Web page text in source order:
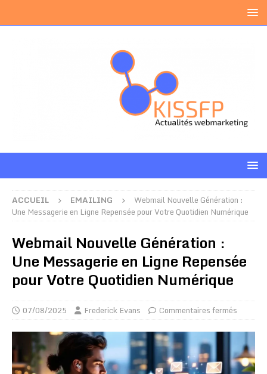
ACCUEIL EMAILING
Webmail Nouvelle Génération :
Une Messagerie en Ligne Repensée pour Votre Quotidien Numérique
Webmail Nouvelle Génération :
Une Messagerie en Ligne Repensée
pour Votre Quotidien Numérique
07/08/2025 Frederick Evans Commentaires fermés